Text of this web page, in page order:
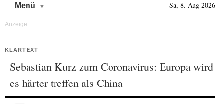
Menü Sa, 8. Aug 2026
KLARTEXT
Sebastian Kurz zum Coronavirus: Europa wird
es härter treffen als China